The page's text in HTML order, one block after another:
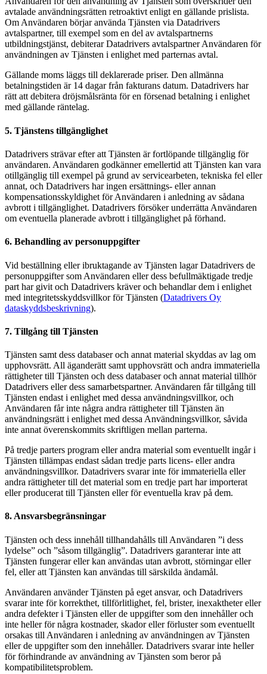
avtalade användningsrätten retroaktivt enligt en gällande prislista.
Om Användaren börjar använda Tjänsten via Datadrivers
avtalspartner, till exempel som en del av avtalspartnerns
utbildningstjänst, debiterar Datadrivers avtalspartner Användaren för
användningen av Tjänsten i enlighet med parternas avtal.
Gällande moms läggs till deklarerade priser. Den allmänna
betalningstiden är 14 dagar från fakturans datum. Datadrivers har
rätt att debitera dröjsmålsränta för en försenad betalning i enlighet
med gällande räntelag.
5. Tjänstens tillgänglighet
Datadrivers strävar efter att Tjänsten är fortlöpande tillgänglig för
användaren. Användaren godkänner emellertid att Tjänsten kan vara
otillgänglig till exempel på grund av servicearbeten, tekniska fel eller
annat, och Datadrivers har ingen ersättnings- eller annan
kompensationsskyldighet för Användaren i anledning av sådana
avbrott i tillgänglighet. Datadrivers försöker underrätta Användaren
om eventuella planerade avbrott i tillgänglighet på förhand.
6. Behandling av personuppgifter
Vid beställning eller ibruktagande av Tjänsten lagar Datadrivers de
personuppgifter som Användaren eller dess befullmäktigade tredje
part har givit och Datadrivers kräver och behandlar dem i enlighet
med integritetsskyddsvillkor för Tjänsten (Datadrivers Oy
dataskyddsbeskrivning).
7. Tillgång till Tjänsten
Tjänsten samt dess databaser och annat material skyddas av lag om
upphovsrätt. All äganderätt samt upphovsrätt och andra immateriella
rättigheter till Tjänsten och dess databaser och annat material tillhör
Datadrivers eller dess samarbetspartner. Användaren får tillgång till
Tjänsten endast i enlighet med dessa användningsvillkor, och
Användaren får inte några andra rättigheter till Tjänsten än
användningsrätt i enlighet med dessa Användningsvillkor, såvida
inte annat överenskommits skriftligen mellan parterna.
På tredje parters program eller andra material som eventuellt ingår i
Tjänsten tillämpas endast sådan tredje parts licens- eller andra
användningsvillkor. Datadrivers svarar inte för immateriella eller
andra rättigheter till det material som en tredje part har importerat
eller producerat till Tjänsten eller för eventuella krav på dem.
8. Ansvarsbegränsningar
Tjänsten och dess innehåll tillhandahålls till Användaren ”i dess
lydelse” och ”såsom tillgänglig”. Datadrivers garanterar inte att
Tjänsten fungerar eller kan användas utan avbrott, störningar eller
fel, eller att Tjänsten kan användas till särskilda ändamål.
Användaren använder Tjänsten på eget ansvar, och Datadrivers
svarar inte för korrekthet, tillförlitlighet, fel, brister, inexaktheter eller
andra defekter i Tjänsten eller de uppgifter som den innehåller och
inte heller för några kostnader, skador eller förluster som eventuellt
orsakas till Användaren i anledning av användningen av Tjänsten
eller de uppgifter som den innehåller. Datadrivers svarar inte heller
för förhindrande av användning av Tjänsten som beror på
kompatibilitetsproblem.